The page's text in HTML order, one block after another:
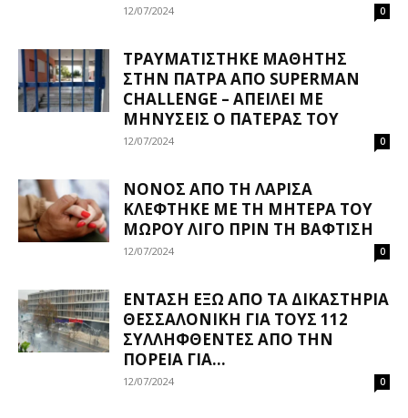
12/07/2024 0
ΤΡΑΥΜΑΤΊΣΤΗΚΕ ΜΑΘΗΤΉΣ
ΣΤΗΝ ΠΆΤΡΑ ΑΠΌ SUPERMAN
CHALLENGE – ΑΠΕΙΛΕΊ ΜΕ
ΜΗΝΎΣΕΙΣ Ο ΠΑΤΈΡΑΣ ΤΟΥ
12/07/2024 0
ΝΟΝΌΣ ΑΠΌ ΤΗ ΛΆΡΙΣΑ
ΚΛΈΦΤΗΚΕ ΜΕ ΤΗ ΜΗΤΈΡΑ ΤΟΥ
ΜΩΡΟΎ ΛΊΓΟ ΠΡΙΝ ΤΗ ΒΆΦΤΙΣΗ
12/07/2024 0
ΈΝΤΑΣΗ ΈΞΩ ΑΠΌ ΤΑ ΔΙΚΑΣΤΉΡΙΑ
ΘΕΣΣΑΛΟΝΊΚΗ ΓΙΑ ΤΟΥΣ 112
ΣΥΛΛΗΦΘΈΝΤΕΣ ΑΠΌ ΤΗΝ
ΠΟΡΕΊΑ ΓΙΑ...
12/07/2024 0